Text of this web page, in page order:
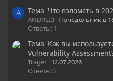
A Тема 'Что взломать в
ANDREI3 Понедельник в
Ответы: 1
Тема 'Как вы
Vulnerability
Trager 12.07.2026
Ответы: 2